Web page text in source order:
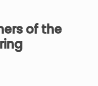
of the